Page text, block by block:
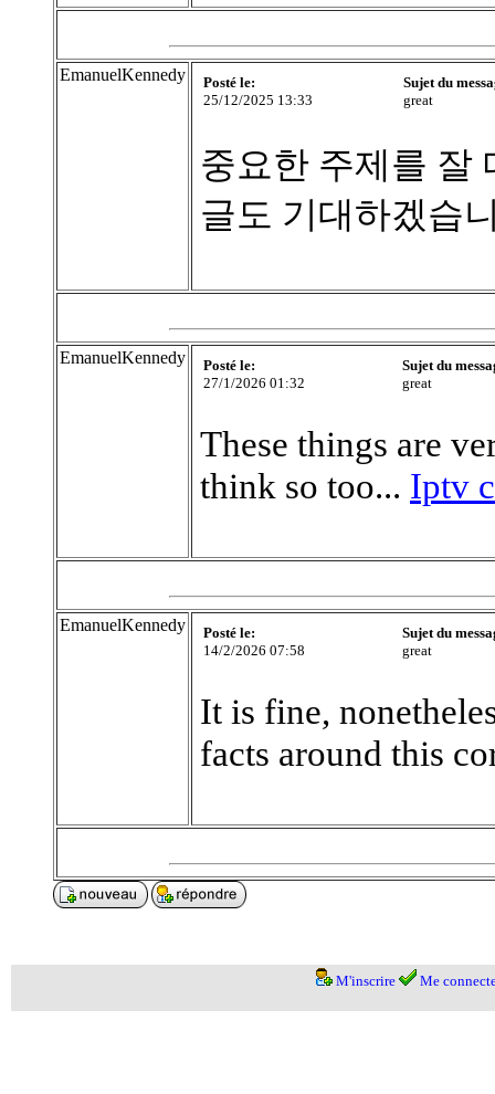
EmanuelKennedy
Posté le:
25/12/2025 13:33
Sujet du
great
중요한 주제를 잘
글도 기대하겠습
EmanuelKennedy
Posté le:
27/1/2026 01:32
Sujet du
great
These things are
think so too... Iptv
EmanuelKennedy
Posté le:
14/2/2026 07:58
Sujet du
great
It is fine,
facts around this
M'inscrire Me